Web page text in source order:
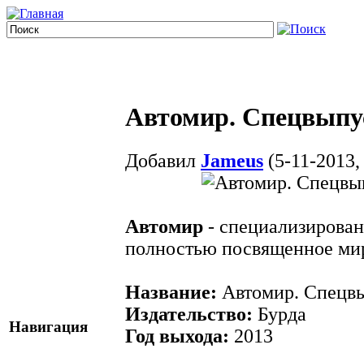
Навигация
Автомир.
Добавил Jameus (5-11-
Автомир -
полностью посвященное
Название: Автомир.
Издательство: Бурда
Год выхода: 2013